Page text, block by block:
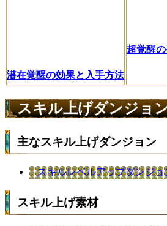
潜在覚醒の効果と入手方法
超覚醒
スキル上げダンジョ
主なスキル上げダンジョン
スキルレベルアップダンジョ
スキル上げ素材